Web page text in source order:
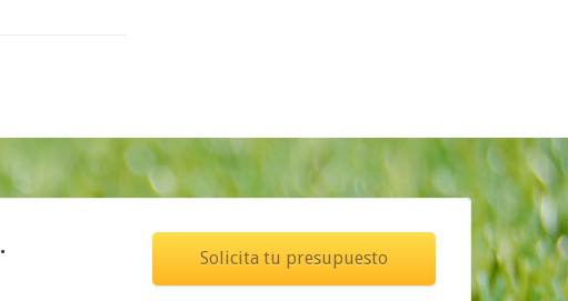
. Solicita tu presupuesto